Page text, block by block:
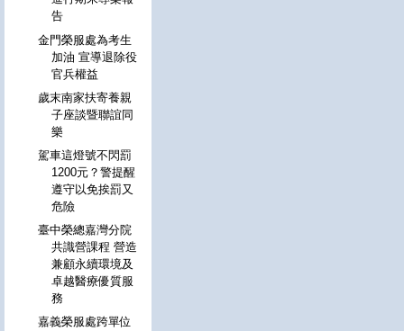
告
金門榮服處為考生
加油 宣導退除役
官兵權益
歲末南家扶寄養親
子座談暨聯誼同
樂
駕車這燈號不閃罰
1200元？警提醒
遵守以免挨罰又
危險
臺中榮總嘉灣分院
共識營課程 營造
兼顧永續環境及
卓越醫療優質服
務
嘉義榮服處跨單位